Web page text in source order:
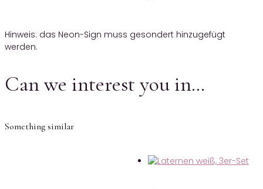
Hinweis: das Neon-Sign muss gesondert hinzugefügt
werden.
Can we interest you in…
Something similar